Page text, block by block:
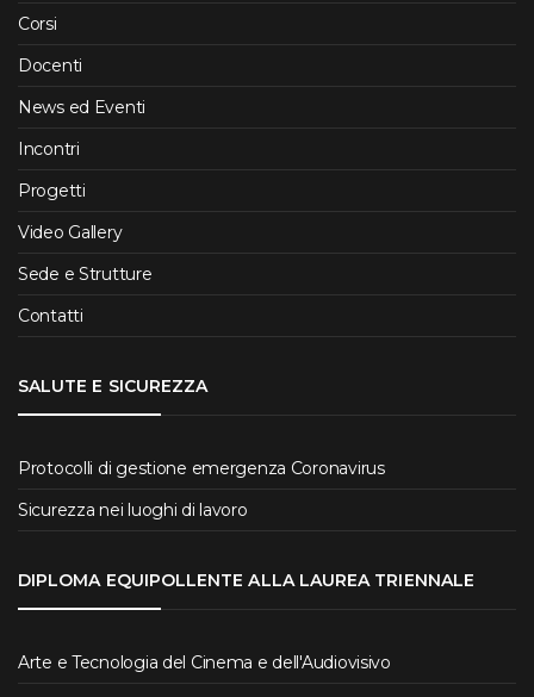
Corsi
Docenti
News ed Eventi
Incontri
Progetti
Video Gallery
Sede e Strutture
Contatti
SALUTE E SICUREZZA
Protocolli di gestione emergenza Coronavirus
Sicurezza nei luoghi di lavoro
DIPLOMA EQUIPOLLENTE ALLA LAUREA TRIENNALE
Arte e Tecnologia del Cinema e dell'Audiovisivo